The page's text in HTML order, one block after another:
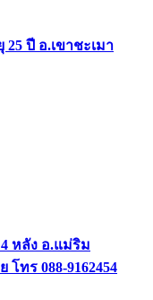
ปี อ.เขาชะเมา
หลัง อ.แม่ริม
ทร 088-9162454